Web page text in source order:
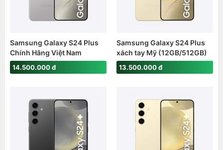
Samsung Galaxy S24 Plus
Chính Hãng Việt Nam
(12GB/512GB)
14.500.000 đ
Samsung Galaxy S24 Plus
xách tay Mỹ (12GB/512GB)
(Snap8Gen3)
13.500.000 đ